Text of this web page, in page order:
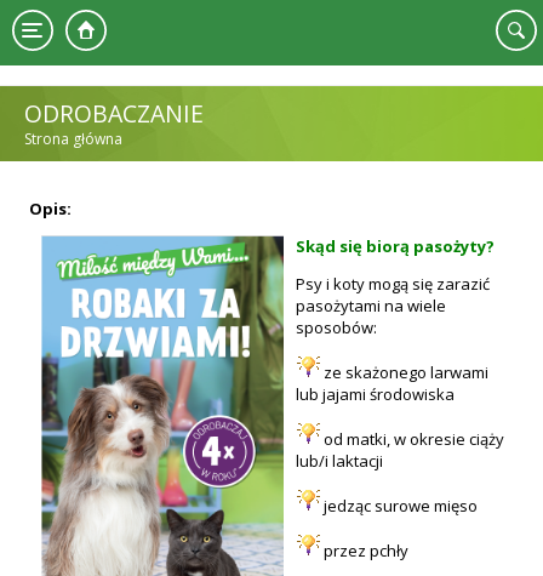
Przejdź do treści
ODROBACZANIE
JESTEŚ TUTAJ
Strona główna
Opis:
Skąd się biorą pasożyty?
Psy i koty mogą się zarazić
pasożytami na wiele
sposobów:
ze skażonego larwami
lub jajami środowiska
od matki, w okresie ciąży
lub/i laktacji
jedząc surowe mięso
przez pchły